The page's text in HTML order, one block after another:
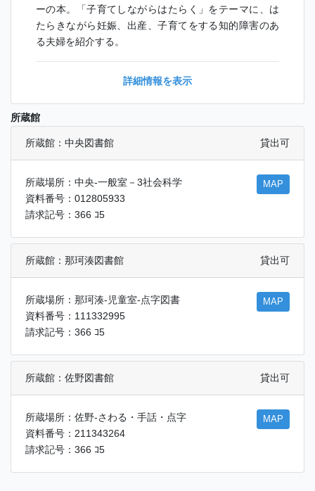
ーの本。「子育てしながらはたらく」をテーマに、は
たらきながら妊娠、出産、子育てをする知的障害のあ
る夫婦を紹介する。
詳細情報を表示
所蔵館
所蔵館：中央図書館 貸出可
所蔵場所：中央-一般室－3社会科学
資料番号：012805933
請求記号：366 ｺ5
MAP
所蔵館：那珂湊図書館 貸出可
所蔵場所：那珂湊-児童室-点字図書
資料番号：111332995
請求記号：366 ｺ5
MAP
所蔵館：佐野図書館 貸出可
所蔵場所：佐野-さわる・手話・点字
資料番号：211343264
請求記号：366 ｺ5
MAP